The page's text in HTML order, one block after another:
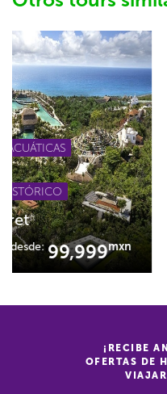
ACTIVIDADES
AVENTURA
ECOTURISMO /
Tour a
Riviera Maya
Adulto
¡RECIBE
OFERTAS DE